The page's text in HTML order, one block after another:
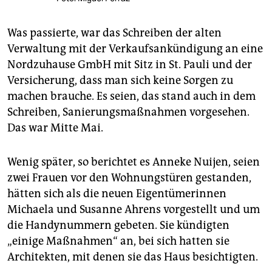
Was passierte, war das Schreiben der alten
Verwaltung mit der Verkaufsankündigung an eine
Nordzuhause GmbH mit Sitz in St. Pauli und der
Versicherung, dass man sich keine Sorgen zu
machen brauche. Es seien, das stand auch in dem
Schreiben, Sanierungsmaßnahmen vorgesehen.
Das war Mitte Mai.
Wenig später, so berichtet es Anneke Nuijen, seien
zwei Frauen vor den Wohnungstüren gestanden,
hätten sich als die neuen Eigentümerinnen
Michaela und Susanne Ahrens vorgestellt und um
die Handynummern gebeten. Sie kündigten
„einige Maßnahmen“ an, bei sich hatten sie
Architekten, mit denen sie das Haus besichtigten.